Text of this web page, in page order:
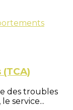
des troubles
service...